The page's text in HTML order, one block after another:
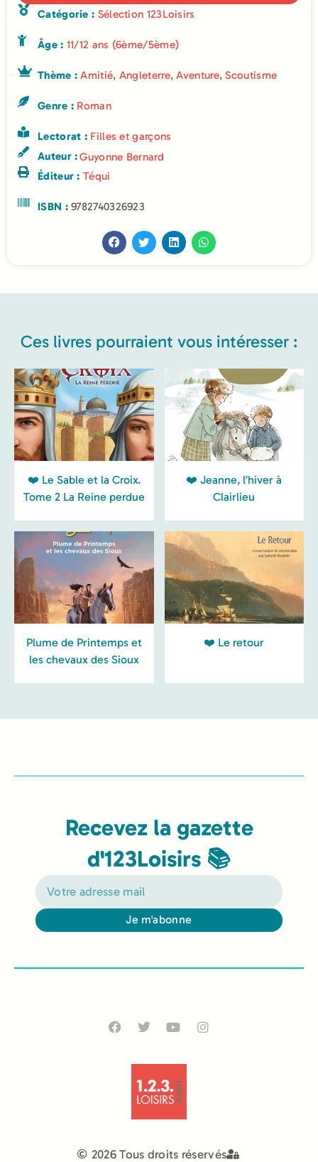
Catégorie : Sélection 123Loisirs
Âge : 11/12 ans (6ème/5ème)
Thème :Amitié, Angleterre,Aventure,Scoutisme
Genre : Roman
Lectorat : Filles et garçons
Auteur :Guyonne Bernard
Éditeur : Téqui
ISBN :9782740326923
Ces livres pourraient vous intéresser :
❤️ Le Sable et la Croix.
Tome 2 La Reine perdue
❤️ Jeanne, l’hiver à
Clairlieu
Plume de Printemps et
les chevaux des Sioux
❤️ Le retour
Recevez la gazette
d'123Loisirs 📚
Je m'abonne
2026 Tous droits réservés